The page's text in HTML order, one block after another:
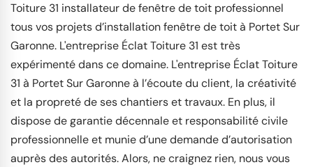
Toiture 31 installateur de fenêtre de toit professionnel
tous vos projets d’installation fenêtre de toit à Portet Sur
Garonne. L'entreprise Éclat Toiture 31 est très
expérimenté dans ce domaine. L'entreprise Éclat Toiture
31 à Portet Sur Garonne à l’écoute du client, la créativité
et la propreté de ses chantiers et travaux. En plus, il
dispose de garantie décennale et responsabilité civile
professionnelle et munie d’une demande d’autorisation
auprès des autorités. Alors, ne craignez rien, nous vous